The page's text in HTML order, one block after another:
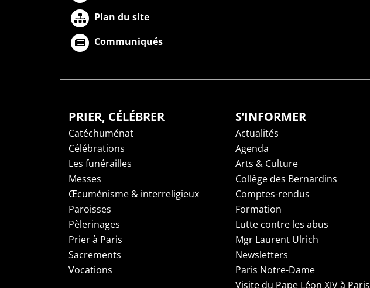
Plan du site
Communiqués
PRIER, CÉLÉBRER
Catéchuménat
Célébrations
Les funérailles
Messes
Œcuménisme & interreligieux
Paroisses
Pèlerinages
Prier à Paris
Sacrements
Vocations
S’INFORMER
Actualités
Agenda
Arts & Culture
Collège des Bernardins
Comptes-rendus
Formation
Lutte contre les abus
Mgr Laurent Ulrich
Newsletters
Paris Notre-Dame
Visite du Pape Léon XIV à Paris